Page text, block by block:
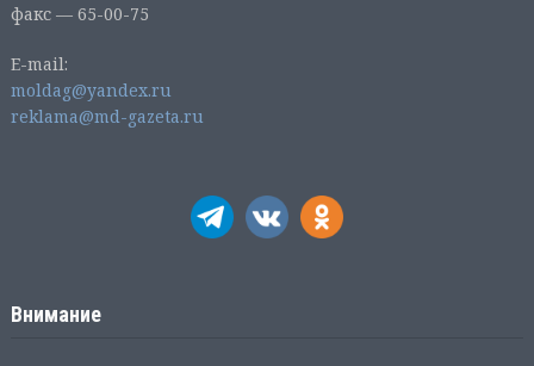
факс — 65-00-75
E-mail:
moldag@yandex.ru
reklama@md-gazeta.ru
Внимание